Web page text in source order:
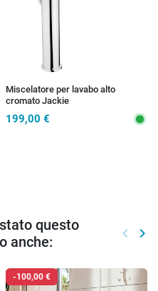
Miscelatore per lavabo alto
cromato Jackie
199,00 €
questo
anche:
keyboard_arrow_left keyboard_arrow_right
-100,00 €